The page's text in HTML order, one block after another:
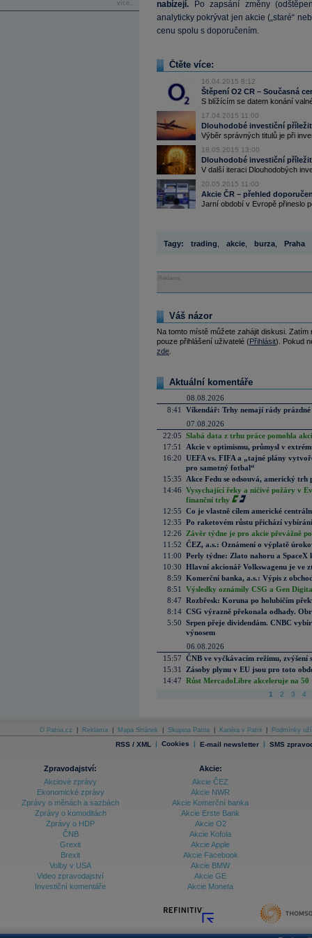
více...
nabízejí. Po zapsání změny
analyticky pokrývat jen akcie („staré“
cenu spolu s doporučením.
Čtěte více:
16.04.2015 8:12
Štěpení O2 CR – Současná
S blížícím se datem konání
17.04.2015 11:00
Dlouhodobé investiční
Výběr správných titulů je při
18.05.2015 13:00
Dlouhodobé investiční
V další iteraci Dlouhodobých
20.05.2015 11:00
Akcie ČR – přehled
Jarní období v Evropě přineslo
Tagy: trading akcie burza Praha
Reklama
Váš názor
Na tomto místě můžete zahájit diskusi.
pouze přihlášení uživatelé (Přihlásit). Pokud
zde
Aktuální komentáře
08.08.2026
8:41
Víkendář: Trhy nemají rády prázdné
07.08.2026
22:05 Slabá data z trhu práce pomohla
17:51
Akcie v optimismu, průmysl v
16:20 UEFA vs. FIFA a „tajné plány
pro samotný fotbal“
15:35
Akce Fedu se odsouvá, americký
14:46 Vysychající řeky a ničivé požáry v
finanční trhy
12:55 Co je vlastně cílem americké
12:35 Po raketovém růstu přichází
12:26
Závěr týdne je pro akcie převážně
11:52 ČEZ, a.s.: Oznámení o výplatě
11:00 Perly týdne: Zlato nahoru a SpaceX
10:30 Hlavní akcionář Volkswagenu je ve
8:59 Komerční banka, a.s.: Výpis z
8:51
Výsledky oznámily CSG a Gen
8:47 Rozbřesk: Koruna po holubičím
8:14 CSG výrazně překonala odhady.
5:50 Srpen přeje dividendám. CNBC
výnosem
06.08.2026
15:57 ČNB ve vyčkávacím režimu, zvýšení
15:31
Zásoby plynu v EU jsou pro toto
14:47 Růst MercadoLibre akceleruje na
1 2 3 4
O Patria.cz Reklama Mapa Stránek Skupina Patria Kariéra v Patrii Podmínky
RSS / XML | Cookies | E-mail newsletter | SMS
Zpravodajství:
Akciové zprávy
Ekonomické zprávy
Zprávy o měnách a sazbách
Zprávy o komoditách
Zprávy o HDP
ČNB
Grexit
Brexit
Volby v USA
Video zpravodajství
Investiční komentáře
Akcie:
Akcie ČEZ
Akcie NWR
Akcie Komerční banka
Akcie Erste Bank
Akcie O2
Akcie Kofola
Akcie Apple
Akcie Facebook
Akcie BMW
Akcie GE
Akcie Moneta